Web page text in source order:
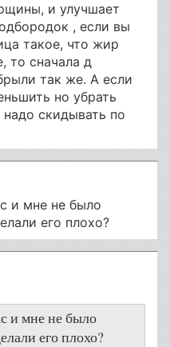
и улучшает
, если вы
такое, что жир
то сначала д
так же. А если
но убрать
скидывать по
и мне не было
его плохо?
и мне не было
его плохо?